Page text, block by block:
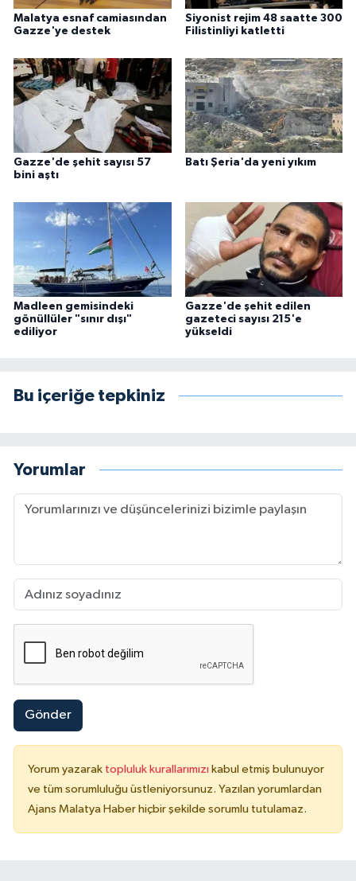
Malatya esnaf camiasından
Gazze'ye destek
Siyonist rejim 48 saatte 300
Filistinliyi katletti
Gazze'de şehit sayısı 57
bini aştı
Batı Şeria'da yeni yıkım
Madleen gemisindeki
gönüllüler "sınır dışı"
ediliyor
Gazze'de şehit edilen
gazeteci sayısı 215'e
yükseldi
Bu içeriğe tepkiniz
Yorumlar
Gönder
Yorum yazarak topluluk kurallarımızı kabul etmiş bulunuyor
ve tüm sorumluluğu üstleniyorsunuz. Yazılan yorumlardan
Ajans Malatya Haber hiçbir şekilde sorumlu tutulamaz.